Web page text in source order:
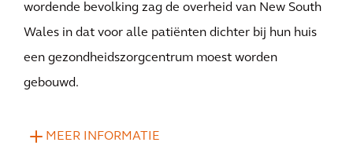
wordende bevolking zag de overheid van New South
Wales in dat voor alle patiënten dichter bij hun huis
een gezondheidszorgcentrum moest worden
gebouwd.
MEER INFORMATIE